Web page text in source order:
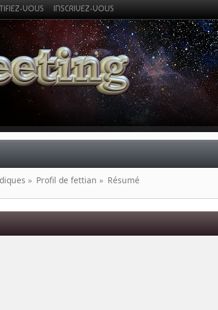
VOUS INSCRIVEZ-VOUS
» Profil de fettian » Résumé